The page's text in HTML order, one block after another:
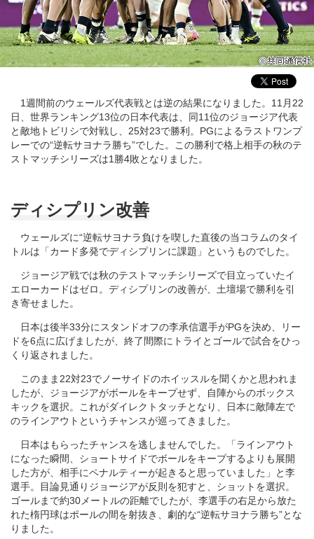
1週間前のウェールズ代表戦とは逆の結果になりました。11月22
日、世界ランキング13位の日本代表は、同11位のジョージア代表
と敵地トビリシで対戦し、25対23で勝利。PGによるラストワンプ
レーでの“逆転サヨナラ勝ち”でした。この勝利で格上相手の秋のテ
ストマッチシリーズは1勝4敗となりました。
ディシプリン改善
ウェールズに“逆転サヨナラ負けを喫した直後の当コラムのタイ
トルは「カード多発でディシプリンに課題」というものでした。
ジョージア戦では秋のテストマッチシリーズで目立っていたイ
エローカードはゼロ。ディシプリンの改善が、土壇場で勝利を引
き寄せました。
日本は後半33分にスタンドオフの李承信選手がPGを決め、リー
ドを6点に広げましたが、終了間際にトライとゴールで試合をひっ
くり返されました。
このまま22対23でノーサイドのホイッスルを聞くかと思われま
したが、ジョージアがボールをキープせず、自陣からのボックス
キックを選択。これがダイレクトタッチとなり、日本に敵陣左で
のラインアウトというチャンスが巡ってきました。
日本はもらったチャンスを逃しませんでした。「ラインアウト
になった瞬間、ショートサイドでボールをキープするよりも展開
した方が、相手にペナルティーが起きると思っていました」と李
選手。目論見通りジョージアが反則を犯すと、ショットを選択。
ゴールまで約30メートルの距離でしたが、李選手の右足から放た
れた楕円球はポールの間を射抜き、劇的な“逆転サヨナラ勝ち”とな
りました。